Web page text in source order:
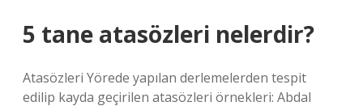
5 tane atasözleri nelerdir?
Atasözleri Yörede yapılan derlemelerden tespit
edilip kayda geçirilen atasözleri örnekleri: Abdal